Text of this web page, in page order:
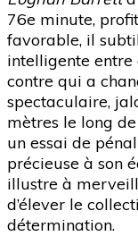
76e minute,
favorable, il
intelligente entre
contre qui a
spectaculaire,
mètres le long
un essai de
précieuse à son
illustre à
d’élever le
détermination.